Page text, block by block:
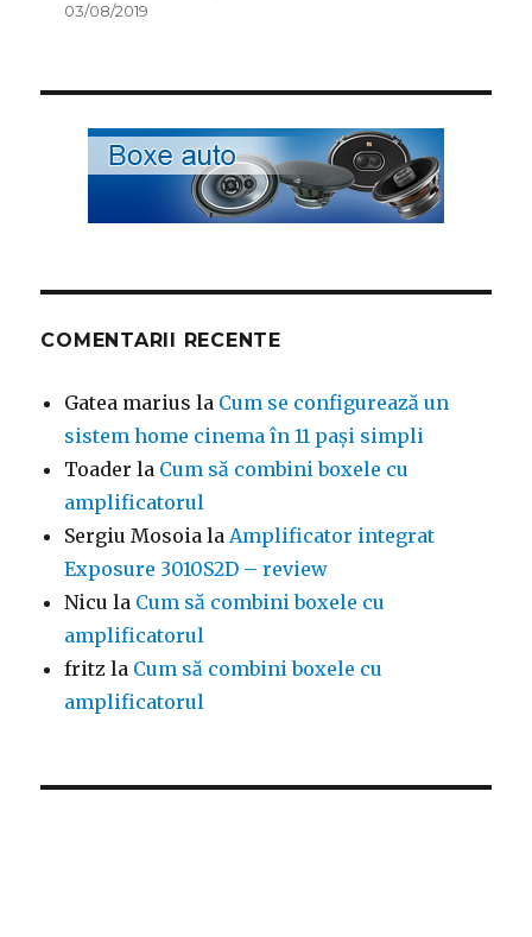
03/08/2019
COMENTARII RECENTE
Gatea marius la Cum se configurează un
sistem home cinema în 11 pași simpli
Toader la Cum să combini boxele cu
amplificatorul
Sergiu Mosoia laAmplificator integrat
Exposure 3010S2D – review
Nicu la Cum să combini boxele cu
amplificatorul
fritz la Cum să combini boxele cu
amplificatorul